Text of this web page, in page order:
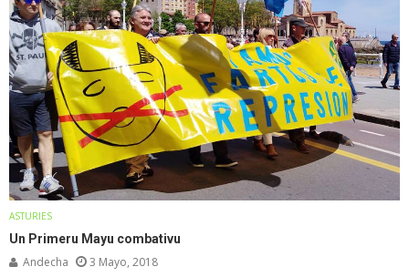
ASTURIES
Un Primeru Mayu combativu
Andecha 3 Mayo, 2018